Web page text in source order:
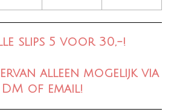
slips 5 voor 30,-!
alleen mogelijk via
DM of email!